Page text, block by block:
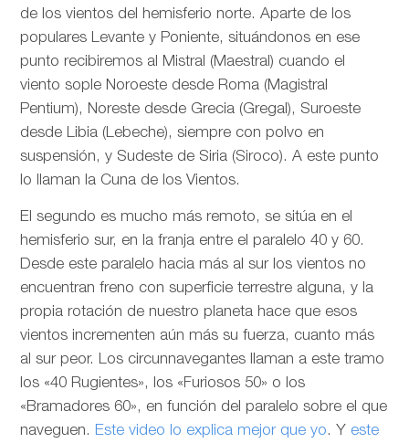
de los vientos del hemisferio norte. Aparte de los
populares Levante y Poniente, situándonos en ese
punto recibiremos al Mistral (Maestral) cuando el
viento sople Noroeste desde Roma (Magistral
Pentium), Noreste desde Grecia (Gregal), Suroeste
desde Libia (Lebeche), siempre con polvo en
suspensión, y Sudeste de Siria (Siroco). A este punto
lo llaman la Cuna de los Vientos.
El segundo es mucho más remoto, se sitúa en el
hemisferio sur, en la franja entre el paralelo 40 y 60.
Desde este paralelo hacia más al sur los vientos no
encuentran freno con superficie terrestre alguna, y la
propia rotación de nuestro planeta hace que esos
vientos incrementen aún más su fuerza, cuanto más
al sur peor. Los circunnavegantes llaman a este tramo
los «40 Rugientes», los «Furiosos 50» o los
«Bramadores 60», en función del paralelo sobre el que
naveguen. Este video lo explica mejor que yo. Y este